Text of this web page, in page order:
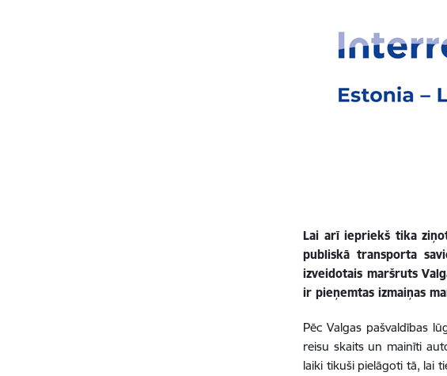
Lai arī iepriekš tika
publiskā transporta
izveidotais maršruts
ir pieņemtas izmaiņas
Pēc Valgas pašvaldības
reisu skaits un mainīti
laiki tikuši pielāgoti tā, lai